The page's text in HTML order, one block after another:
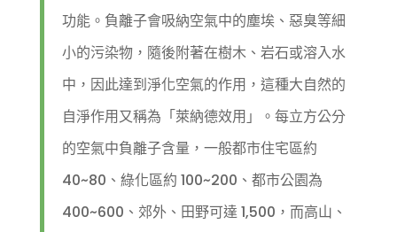
功能。負離子會吸納空氣中的塵埃、惡臭等細
小的污染物，隨後附著在樹木、岩石或溶入水
中，因此達到淨化空氣的作用，這種大自然的
自淨作用又稱為「萊納德效用」。每立方公分
的空氣中負離子含量，一般都市住宅區約
40~80、綠化區約 100~200、都市公園為
400~600、郊外、田野可達 1,500，而高山、